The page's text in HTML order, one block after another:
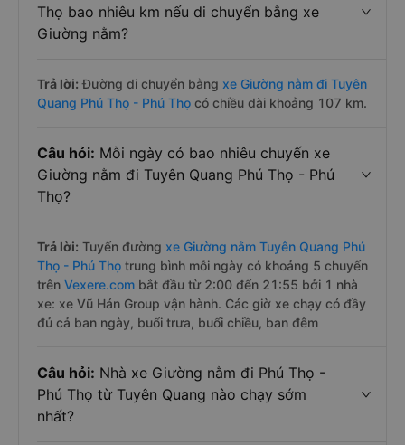
Thọ bao nhiêu km nếu di chuyển bằng xe
Giường nằm?
Trả lời: Đường di chuyển bằng xe Giường nằm đi Tuyên
Quang Phú Thọ - Phú Thọ có chiều dài khoảng 107 km.
Câu hỏi: Mỗi ngày có bao nhiêu chuyến xe
Giường nằm đi Tuyên Quang Phú Thọ - Phú
Thọ?
Trả lời: Tuyến đường xe Giường nằm Tuyên Quang Phú
Thọ - Phú Thọ trung bình mỗi ngày có khoảng 5 chuyến
trên Vexere.com bắt đầu từ 2:00 đến 21:55 bởi 1 nhà
xe: xe Vũ Hán Group vận hành. Các giờ xe chạy có đầy
đủ cả ban ngày, buổi trưa, buổi chiều, ban đêm
Câu hỏi: Nhà xe Giường nằm đi Phú Thọ -
Phú Thọ từ Tuyên Quang nào chạy sớm
nhất?